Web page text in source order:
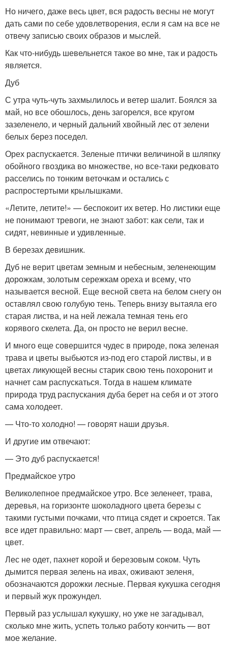
Но ничего, даже весь цвет, вся радость весны не могут
дать сами по себе удовлетворения, если я сам на все не
отвечу записью своих образов и мыслей.
Как что-нибудь шевельнется такое во мне, так и радость
является.
Дуб
С утра чуть-чуть захмылилось и ветер шалит. Боялся за
май, но все обошлось, день загорелся, все кругом
зазеленело, и черный дальний хвойный лес от зелени
белых берез поседел.
Орех распускается. Зеленые птички величиной в шляпку
обойного гвоздика во множестве, но все-таки редковато
расселись по тонким веточкам и остались с
распростертыми крылышками.
«Летите, летите!» — беспокоит их ветер. Но листики еще
не понимают тревоги, не знают забот: как сели, так и
сидят, невинные и удивленные.
В березах девишник.
Дуб не верит цветам земным и небесным, зеленеющим
дорожкам, золотым сережкам ореха и всему, что
называется весной. Еще весной света на белом снегу он
оставлял свою голубую тень. Теперь внизу вытаяла его
старая листва, и на ней лежала темная тень его
корявого скелета. Да, он просто не верил весне.
И много еще совершится чудес в природе, пока зеленая
трава и цветы выбьются из-под его старой листвы, и в
цветах ликующей весны старик свою тень похоронит и
начнет сам распускаться. Тогда в нашем климате
природа труд распускания дуба берет на себя и от этого
сама холодеет.
— Что-то холодно! — говорят наши друзья.
И другие им отвечают:
— Это дуб распускается!
Предмайское утро
Великолепное предмайское утро. Все зеленеет, трава,
деревья, на горизонте шоколадного цвета березы с
такими густыми почками, что птица сядет и скроется. Так
все идет правильно: март — свет, апрель — вода, май —
цвет.
Лес не одет, пахнет корой и березовым соком. Чуть
дымится первая зелень на ивах, оживают зеленя,
обозначаются дорожки лесные. Первая кукушка сегодня
и первый жук прожундел.
Первый раз услышал кукушку, но уже не загадывал,
сколько мне жить, успеть только работу кончить — вот
мое желание.